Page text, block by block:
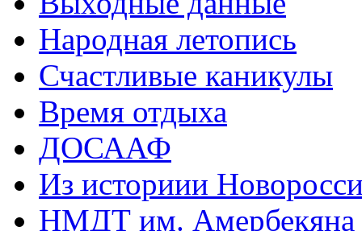
Народная летопись
Счастливые каникулы
Время отдыха
ДОСААФ
Из историии
НМДТ им. Амербекяна